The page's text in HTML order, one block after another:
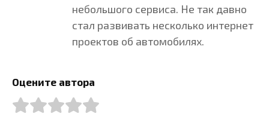
небольшого сервиса. Не так давно
стал развивать несколько интернет
проектов об автомобилях.
Оцените автора